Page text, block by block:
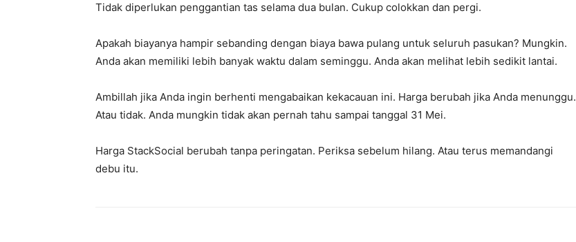
Tidak diperlukan penggantian tas selama dua bulan. Cukup colokkan dan pergi.
Apakah biayanya hampir sebanding dengan biaya bawa pulang untuk seluruh pasukan? Mungkin.
Anda akan memiliki lebih banyak waktu dalam seminggu. Anda akan melihat lebih sedikit lantai.
Ambillah jika Anda ingin berhenti mengabaikan kekacauan ini. Harga berubah jika Anda menunggu.
Atau tidak. Anda mungkin tidak akan pernah tahu sampai tanggal 31 Mei.
Harga StackSocial berubah tanpa peringatan. Periksa sebelum hilang. Atau terus memandangi
debu itu.